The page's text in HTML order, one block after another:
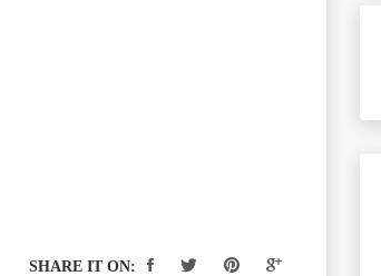
SHARE IT ON: